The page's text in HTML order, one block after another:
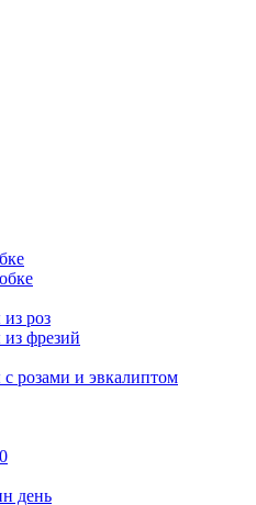
роз
фрезий
розами и эвкалиптом
день